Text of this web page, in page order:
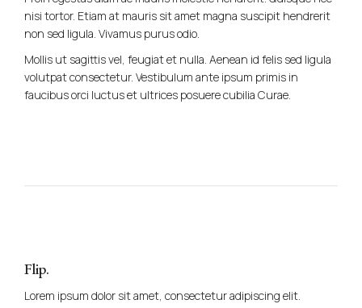
nisi tortor. Etiam at mauris sit amet magna suscipit hendrerit
non sed ligula. Vivamus purus odio.
Mollis ut sagittis vel, feugiat et nulla. Aenean id felis sed ligula
volutpat consectetur. Vestibulum ante ipsum primis in
faucibus orci luctus et ultrices posuere cubilia Curae.
Flip.
Lorem ipsum dolor sit amet, consectetur adipiscing elit.